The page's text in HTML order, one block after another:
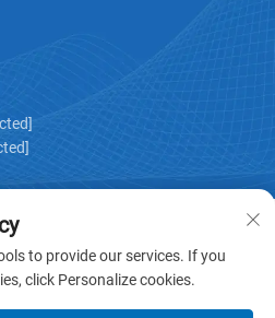
to provide our services. If you
click Personalize cookies.